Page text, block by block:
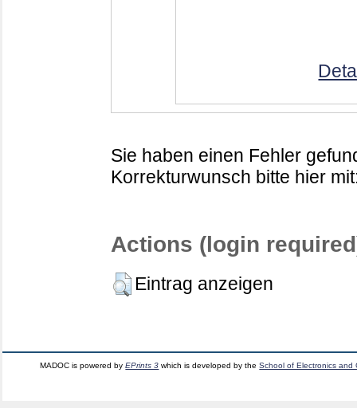
Sie haben einen Fehler
Korrekturwunsch bitte hier
Actions (login
Eintrag anzeigen
MADOC is powered byEPrints 3 which is developed by theSchool of Electronics and